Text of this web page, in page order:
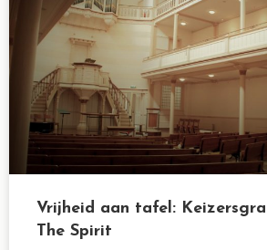
Vrijheid aan tafel:
The Spirit